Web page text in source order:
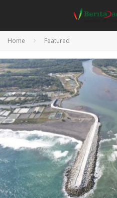
Home Featured